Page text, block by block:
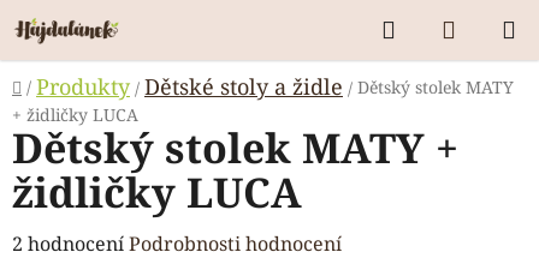
Přejít
na
obsah
Hledat
KOŠÍK
Domů
/ Produkty / Dětské stoly a židle / Dětský stolek MATY
+ židličky LUCA
Dětský stolek MATY +
židličky LUCA
Průměrné
2 hodnoceníPodrobnosti hodnocení